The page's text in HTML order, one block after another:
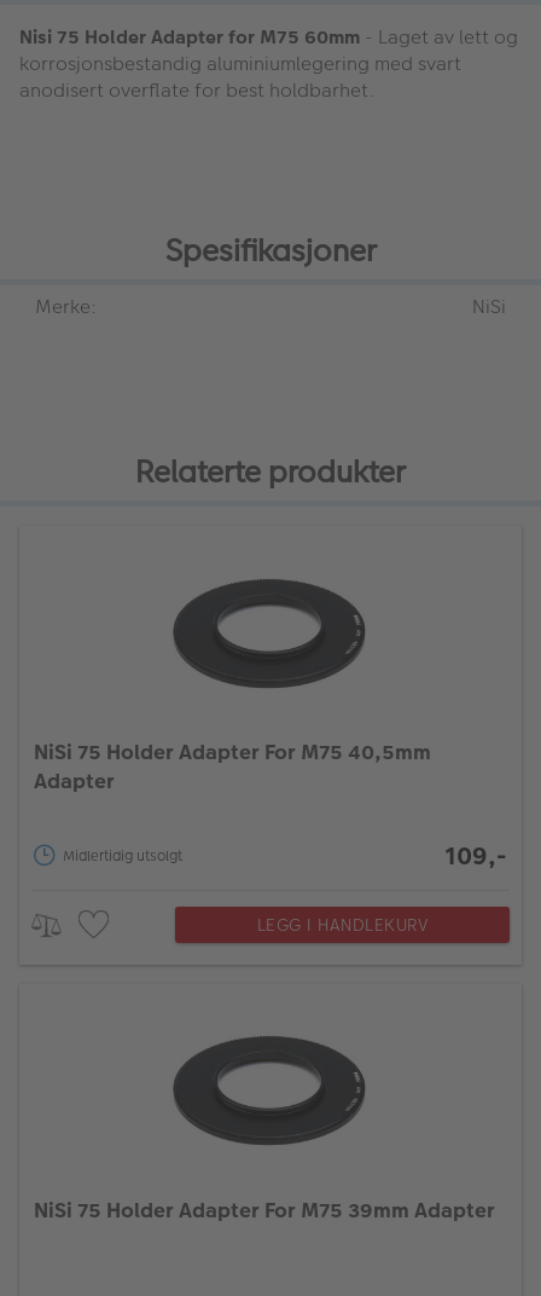
Nisi 75 Holder Adapter for M75 60mm - Laget av lett og
korrosjonsbestandig aluminiumlegering med svart
anodisert overflate for best holdbarhet.
Spesifikasjoner
Merke: NiSi
Relaterte produkter
NiSi 75 Holder Adapter For M75 40,5mm
Adapter
Midlertidig utsolgt 109,-
LEGG I HANDLEKURV
NiSi 75 Holder Adapter For M75 39mm Adapter